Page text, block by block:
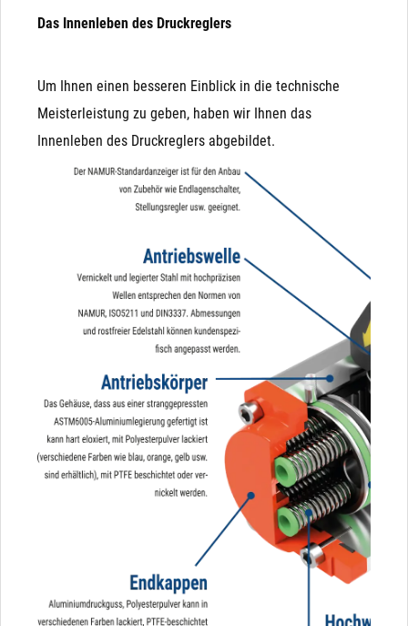
Das Innenleben des Druckreglers
Um Ihnen einen besseren Einblick in die technische
Meisterleistung zu geben, haben wir Ihnen das
Innenleben des Druckreglers abgebildet.